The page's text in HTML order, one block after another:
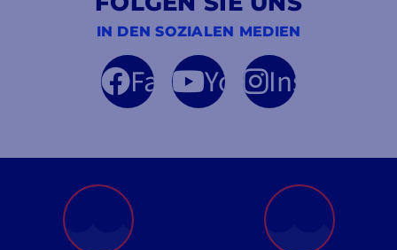
IN DEN SOZIALEN MEDIEN
FacebookYouTubeInstagram